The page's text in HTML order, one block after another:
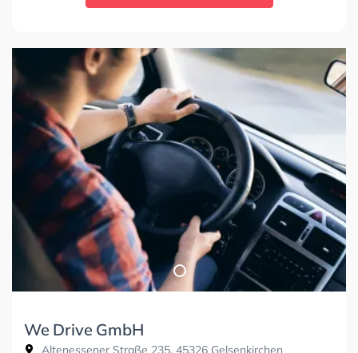
We Drive GmbH
Altenessener Straße 235, 45326 Gelsenkirchen